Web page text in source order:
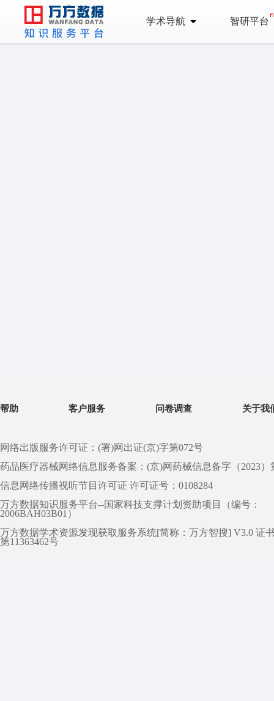
学术导航 智研平台
帮助 客户服务 问卷调查 关于我
网络出版服务许可证：(署)网出证(京)字第072号
药品医疗器械网络信息服务备案：(京)网药械信息备字（2023）
信息网络传播视听节目许可证 许可证号：0108284
万方数据知识服务平台--国家科技支撑计划资助项目（编号：
2006BAH03B01）
万方数据学术资源发现获取服务系统[简称：万方智搜] V3.0 证
第11363462号